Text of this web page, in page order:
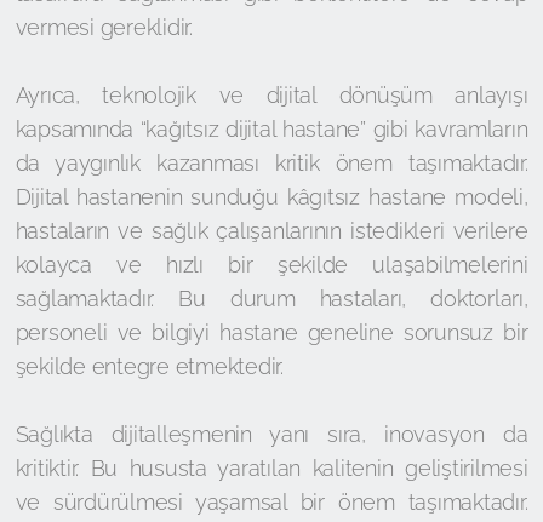
vermesi gereklidir.
Ayrıca, teknolojik ve dijital dönüşüm anlayışı
kapsamında “kağıtsız dijital hastane” gibi kavramların
da yaygınlık kazanması kritik önem taşımaktadır.
Dijital hastanenin sunduğu kâgıtsız hastane modeli,
hastaların ve sağlık çalışanlarının istedikleri verilere
kolayca ve hızlı bir şekilde ulaşabilmelerini
sağlamaktadır. Bu durum hastaları, doktorları,
personeli ve bilgiyi hastane geneline sorunsuz bir
şekilde entegre etmektedir.
Sağlıkta dijitalleşmenin yanı sıra, inovasyon da
kritiktir. Bu hususta yaratılan kalitenin geliştirilmesi
ve sürdürülmesi yaşamsal bir önem taşımaktadır.